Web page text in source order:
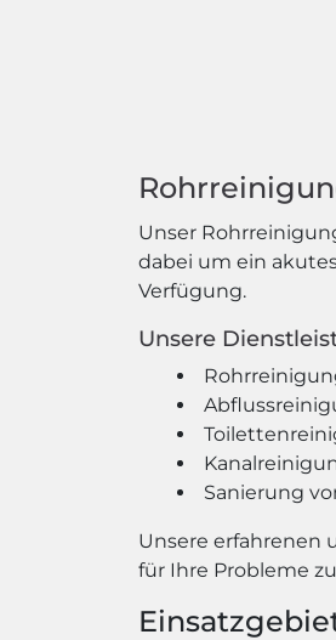
Unser
dabei um ein
Verfügung.
Unsere
Sanierung
Unsere erfahrenen
für Ihre Probleme